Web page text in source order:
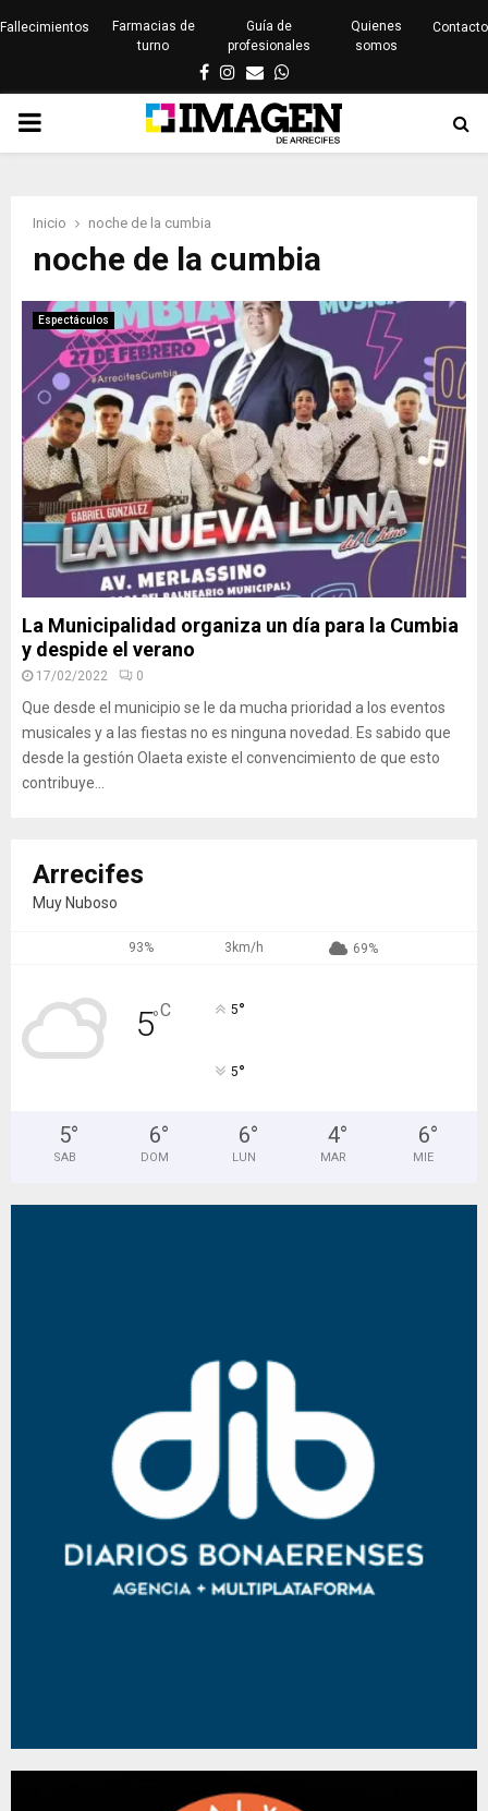
Fallecimientos
Farmacias de
turno
Guía de
profesionales
Quienes
somos
Contacto
Facebook
Instagram
EmailWhatsapp
PRIMARY
Inicio noche de la cumbia
noche de la cumbia
Espectáculos
La Municipalidad organiza un día para la Cumbia
y despide el verano
17/02/2022 0
Que desde el municipio se le da mucha prioridad a los eventos
musicales y a las fiestas no es ninguna novedad. Es sabido que
desde la gestión Olaeta existe el convencimiento de que esto
contribuye...
Arrecifes
Muy Nuboso
93% 3km/h 69%
5°C 5°
5°
5°
SAB
6°
DOM
6°
LUN
4°
MAR
6°
MIE